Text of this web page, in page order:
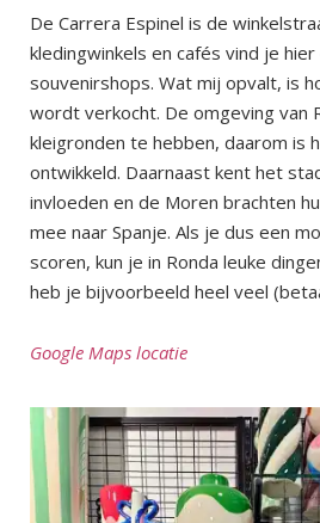
De Carrera Espinel is de
kledingwinkels en cafés vind je
souvenirshops. Wat mij opvalt, is
wordt verkocht. De omgeving van
kleigronden te hebben, daarom is
ontwikkeld. Daarnaast kent het
invloeden en de Moren brachten
mee naar Spanje. Als je dus een
scoren, kun je in Ronda leuke
heb je bijvoorbeeld heel veel
Google Maps locatie